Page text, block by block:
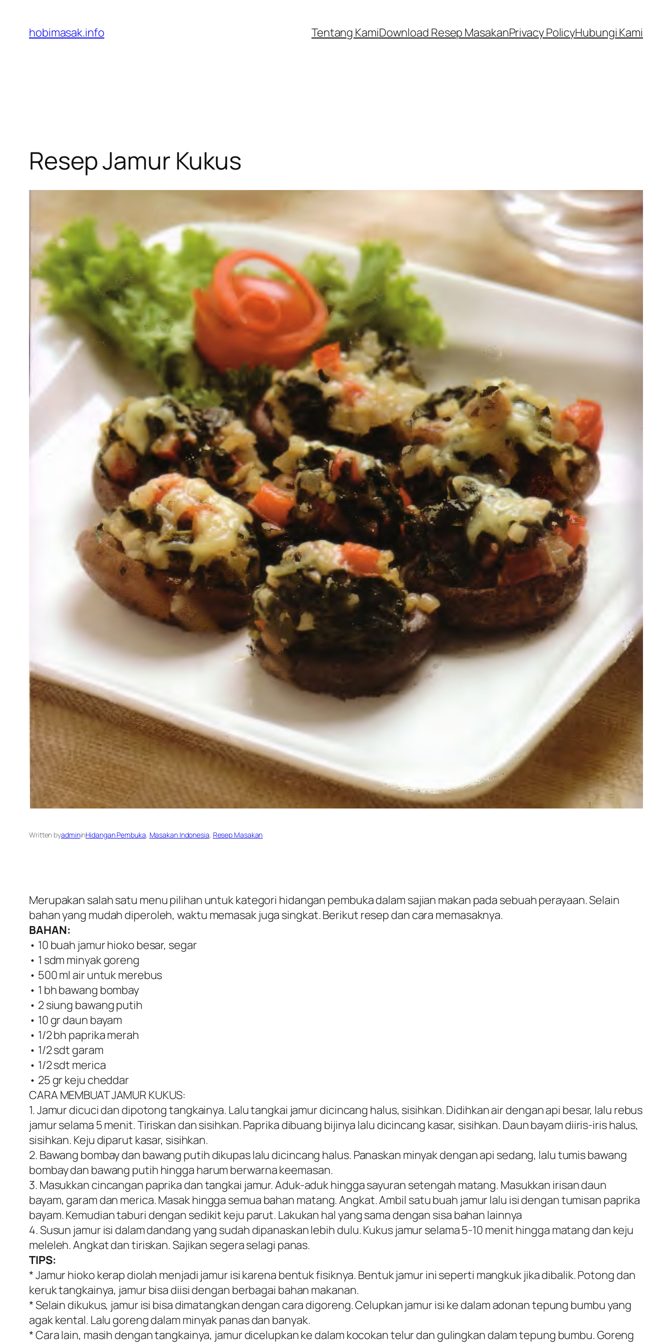
content
hobimasak.info Tentang KamiDownload Resep MasakanPrivacy PolicyHubungi Kami
Resep Jamur Kukus
Written byadmininHidangan Pembuka, Masakan Indonesia, Resep Masakan
Merupakan salah satu menu pilihan untuk kategori hidangan pembuka dalam sajian makan pada sebuah perayaan. Selain
bahan yang mudah diperoleh, waktu memasak juga singkat. Berikut resep dan cara memasaknya.
BAHAN:
• 10 buah jamur hioko besar, segar
• 1 sdm minyak goreng
• 500 ml air untuk merebus
• 1 bh bawang bombay
• 2 siung bawang putih
• 10 gr daun bayam
• 1/2 bh paprika merah
• 1/2 sdt garam
• 1/2 sdt merica
• 25 gr keju cheddar
CARA MEMBUAT JAMUR KUKUS:
1. Jamur dicuci dan dipotong tangkainya. Lalu tangkai jamur dicincang halus, sisihkan. Didihkan air dengan api besar, lalu rebus
jamur selama 5 menit. Tiriskan dan sisihkan. Paprika dibuang bijinya lalu dicincang kasar, sisihkan. Daun bayam diiris-iris halus,
sisihkan. Keju diparut kasar, sisihkan.
2. Bawang bombay dan bawang putih dikupas lalu dicincang halus. Panaskan minyak dengan api sedang, lalu tumis bawang
bombay dan bawang putih hingga harum berwarna keemasan.
3. Masukkan cincangan paprika dan tangkai jamur. Aduk-aduk hingga sayuran setengah matang. Masukkan irisan daun
bayam, garam dan merica. Masak hingga semua bahan matang. Angkat. Ambil satu buah jamur lalu isi dengan tumisan paprika
bayam. Kemudian taburi dengan sedikit keju parut. Lakukan hal yang sama dengan sisa bahan lainnya
4. Susun jamur isi dalam dandang yang sudah dipanaskan lebih dulu. Kukus jamur selama 5-10 menit hingga matang dan keju
meleleh. Angkat dan tiriskan. Sajikan segera selagi panas.
TIPS:
* Jamur hioko kerap diolah menjadi jamur isi karena bentuk fisiknya. Bentuk jamur ini seperti mangkuk jika dibalik. Potong dan
keruk tangkainya, jamur bisa diisi dengan berbagai bahan makanan.
* Selain dikukus, jamur isi bisa dimatangkan dengan cara digoreng. Celupkan jamur isi ke dalam adonan tepung bumbu yang
agak kental. Lalu goreng dalam minyak panas dan banyak.
* Cara lain, masih dengan tangkainya, jamur dicelupkan ke dalam kocokan telur dan gulingkan dalam tepung bumbu. Goreng